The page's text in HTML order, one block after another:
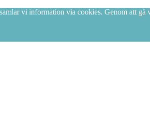
vi information via cookies. Genom att